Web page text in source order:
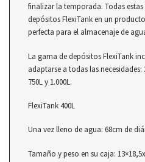
finalizar la temporada. Todas
depósitos FlexiTank en un
perfecta para el almacenaje de
La gama de depósitos FlexiTank
adaptarse a todas las necesidades:
750L y 1.000L.
FlexiTank 400L
Una vez lleno de agua: 68cm de
Tamaño y peso en su caja: